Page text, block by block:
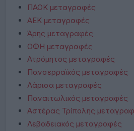
ΠΑΟΚ μεταγραφές
ΑΕΚ μεταγραφές
Άρης μεταγραφές
ΟΦΗ μεταγραφές
Ατρόμητος μεταγραφές
Πανσερραϊκός μεταγραφές
Λάρισα μεταγραφές
Παναιτωλικός μεταγραφές
Αστέρας Τρίπολης
Λεβαδειακός μεταγραφές